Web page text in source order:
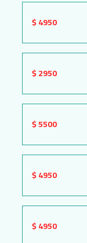
4950 $
2950 $
5500 $
4950 $
4950 $